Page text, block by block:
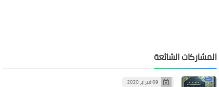
المشاركات الشائعة
09 فبراير 2020